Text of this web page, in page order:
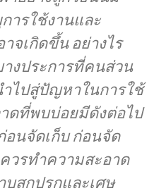
ารใช้งานและ
จเกิดขึ้น อย่างไร
งประการที่คนส่วน
ไปสู่ปัญหาในการใช้
ดที่พบบ่อยมีดังต่อไป
อนจัดเก็บ ก่อนจัด
วรทำความสะอาด
สกปรกและเศษ